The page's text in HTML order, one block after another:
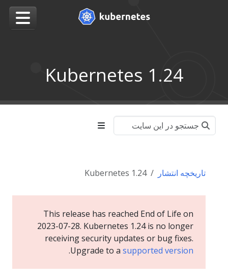
Kubernetes 1.24
تاریخچه انتشار Kubernetes 1.24
This release has reached End of Life on
2023-07-28. Kubernetes 1.24 is no longer
receiving security updates or bug fixes.
Upgrade to a supported version
.